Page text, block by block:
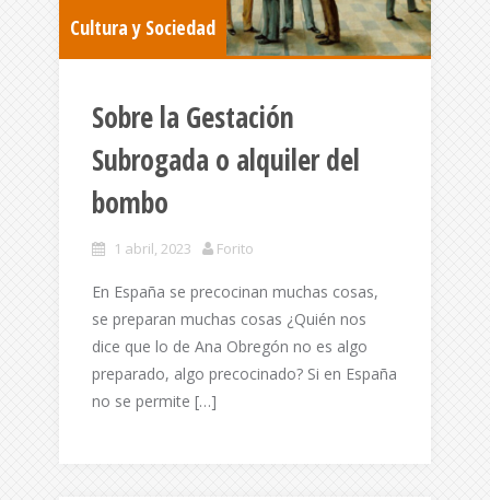
Cultura y Sociedad
Sobre la Gestación
Subrogada o alquiler del
bombo
1 abril, 2023 Forito
En España se precocinan muchas cosas,
se preparan muchas cosas ¿Quién nos
dice que lo de Ana Obregón no es algo
preparado, algo precocinado? Si en España
no se permite […]